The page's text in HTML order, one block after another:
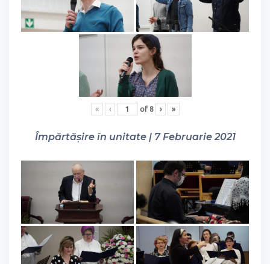
« ‹ of 8 › »
Împărtășire în unitate | 7 Februarie 2021